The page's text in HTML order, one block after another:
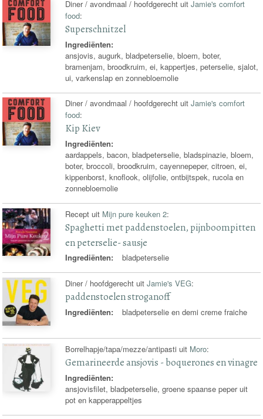
Diner / avondmaal / hoofdgerecht uitJamie's comfort
food:
Superschnitzel
Ingrediënten:
ansjovis, augurk, bladpeterselie, bloem, boter,
bramenjam, broodkruim, ei, kappertjes, peterselie, sjalot,
ui, varkenslap en zonnebloemolie
Diner / avondmaal / hoofdgerecht uitJamie's comfort
food:
Kip Kiev
Ingrediënten:
aardappels, bacon, bladpeterselie, bladspinazie, bloem,
boter, broccoli, broodkruim, cayennepeper, citroen, ei,
kippenborst, knoflook, olijfolie, ontbijtspek, rucola en
zonnebloemolie
Recept uit Mijn pure keuken 2:
Spaghetti met paddenstoelen, pijnboompitten
en peterselie- sausje
Ingrediënten: bladpeterselie
Diner / hoofdgerecht uitJamie's VEG:
paddenstoelen stroganoff
Ingrediënten: bladpeterselie en demi creme fraiche
Borrelhapje/tapa/mezze/antipasti uit Moro:
Gemarineerde ansjovis - boquerones en vinagre
Ingrediënten:
ansjovisfilet, bladpeterselie, groene spaanse peper uit
pot en kapperappeltjes